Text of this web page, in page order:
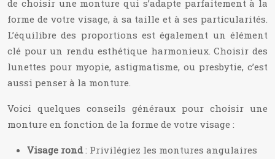
de choisir une monture qui s’adapte parfaitement à la
forme de votre visage, à sa taille et à ses particularités.
L’équilibre des proportions est également un élément
clé pour un rendu esthétique harmonieux. Choisir des
lunettes pour myopie, astigmatisme, ou presbytie, c’est
aussi penser à la monture.
Voici quelques conseils généraux pour choisir une
monture en fonction de la forme de votre visage :
Visage rond: Privilégiez les montures angulaires